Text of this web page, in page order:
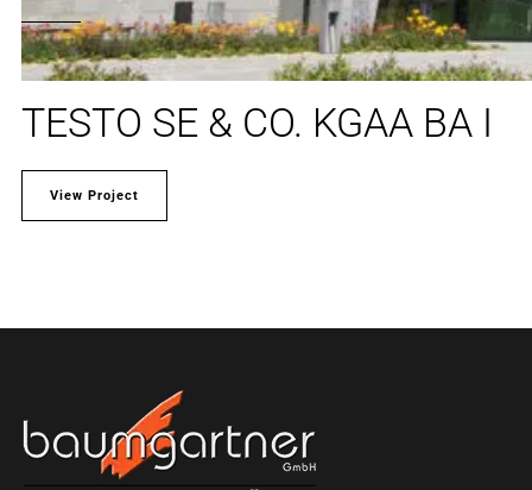
TESTO SE & CO. KGAA BA I
View Project